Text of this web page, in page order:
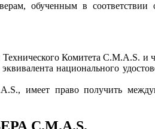
обученным в
Комитета C.M.A.S. и
национального
имеет право получить